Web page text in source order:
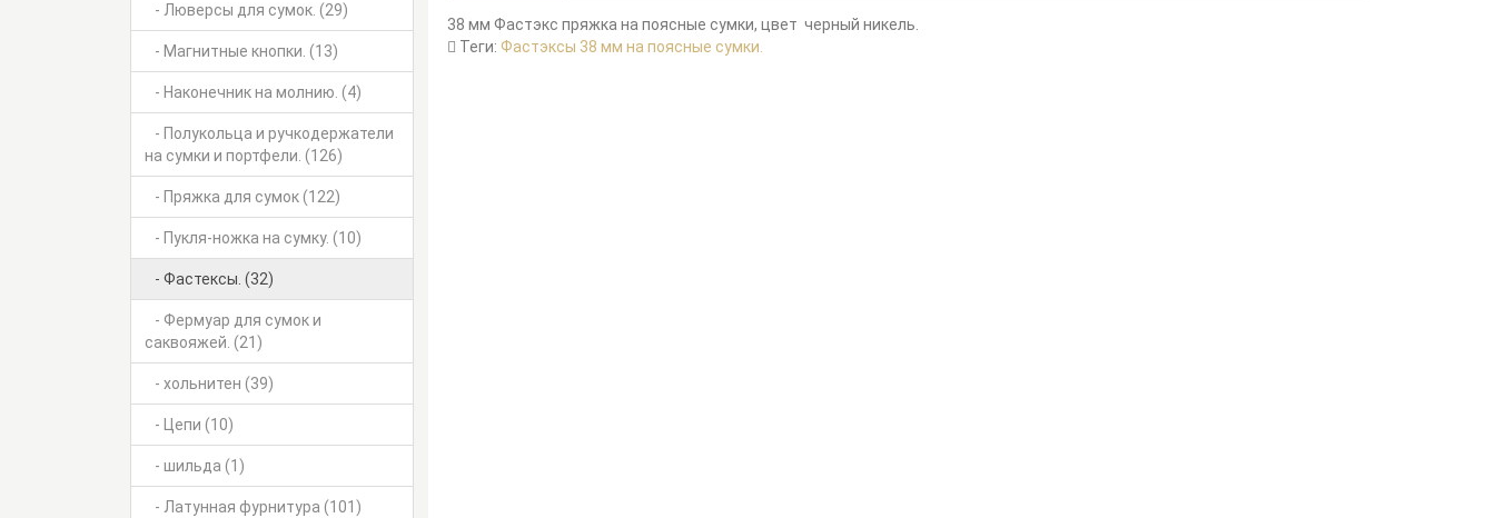
- Люверсы для сумок. (29)
- Магнитные кнопки. (13)
- Наконечник на молнию. (4)
- Полукольца и ручкодержатели
на сумки и портфели. (126)
- Пряжка для сумок (122)
- Пукля-ножка на сумку. (10)
- Фастексы. (32)
- Фермуар для сумок и
саквояжей. (21)
- хольнитен (39)
- Цепи (10)
- шильда (1)
- Латунная фурнитура (101)
38 мм Фастэкс пряжка на поясные сумки, цвет черный никель.
Теги: Фастэксы 38 мм на поясные сумки.